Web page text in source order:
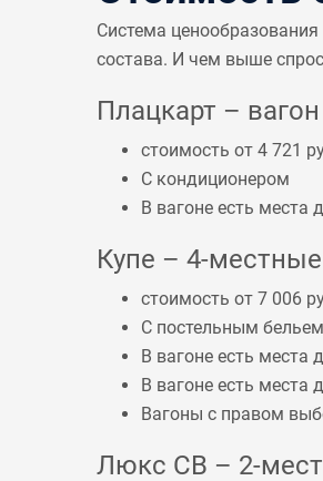
Система
состава. И чем выше
Плацкарт –
стоимость от 4 721
С кондиционером
В вагоне есть
Купе – 4-
стоимость от 7 006
С постельным бельем
В вагоне есть места
В вагоне есть
Вагоны с правом
Люкс СВ – 2-